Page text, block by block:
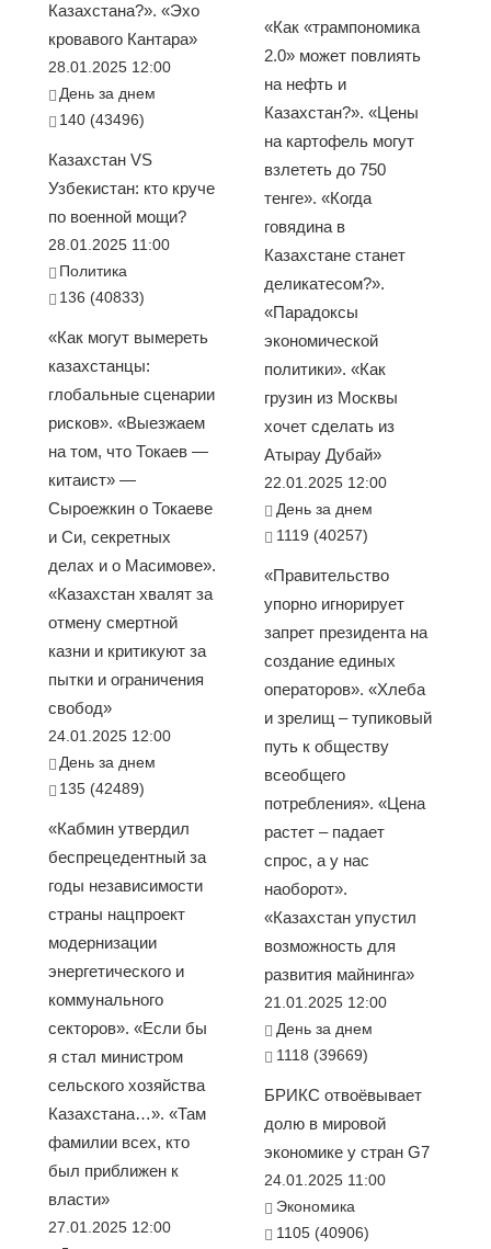
Казахстана?». «Эхо
кровавого Кантара»
28.01.2025 12:00
День за днем
140 (43496)
Казахстан VS
Узбекистан: кто круче
по военной мощи?
28.01.2025 11:00
Политика
136 (40833)
«Как могут вымереть
казахстанцы:
глобальные сценарии
рисков». «Выезжаем
на том, что Токаев —
китаист» —
Сыроежкин о Токаеве
и Си, секретных
делах и о Масимове».
«Казахстан хвалят за
отмену смертной
казни и критикуют за
пытки и ограничения
свобод»
24.01.2025 12:00
День за днем
135 (42489)
«Кабмин утвердил
беспрецедентный за
годы независимости
страны нацпроект
модернизации
энергетического и
коммунального
секторов». «Если бы
я стал министром
сельского хозяйства
Казахстана…». «Там
фамилии всех, кто
был приближен к
власти»
27.01.2025 12:00
«Как «трампономика
2.0» может повлиять
на нефть и
Казахстан?». «Цены
на картофель могут
взлететь до 750
тенге». «Когда
говядина в
Казахстане станет
деликатесом?».
«Парадоксы
экономической
политики». «Как
грузин из Москвы
хочет сделать из
Атырау Дубай»
22.01.2025 12:00
День за днем
1119 (40257)
«Правительство
упорно игнорирует
запрет президента на
создание единых
операторов». «Хлеба
и зрелищ – тупиковый
путь к обществу
всеобщего
потребления». «Цена
растет – падает
спрос, а у нас
наоборот».
«Казахстан упустил
возможность для
развития майнинга»
21.01.2025 12:00
День за днем
1118 (39669)
БРИКС отвоёвывает
долю в мировой
экономике у стран G7
24.01.2025 11:00
Экономика
1105 (40906)